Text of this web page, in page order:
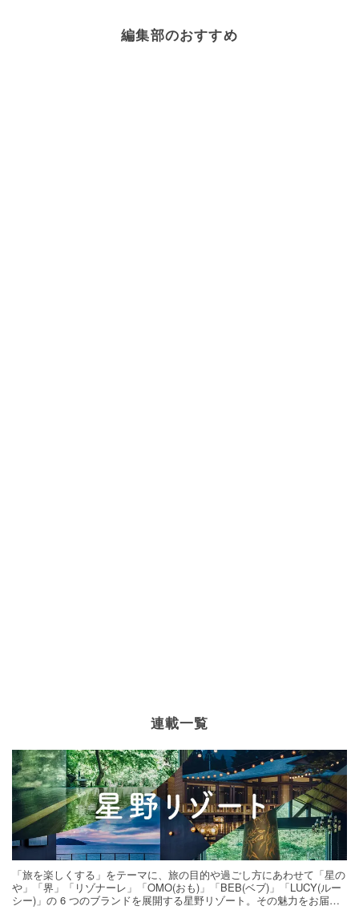
編集部のおすすめ
連載一覧
「旅を楽しくする」をテーマに、旅の目的や過ごし方にあわせて「星の
や」「界」「リゾナーレ」「OMO(おも)」「BEB(ベブ)」「LUCY(ルー
シー)」の 6 つのブランドを展開する星野リゾート。その魅力をお届け